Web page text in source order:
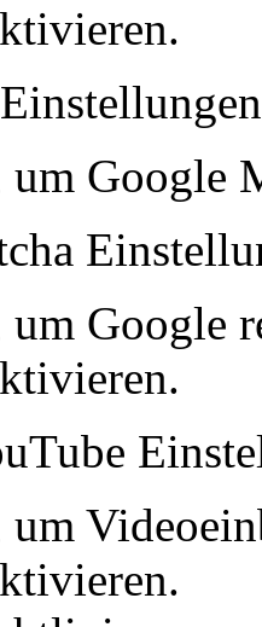
Google
Google